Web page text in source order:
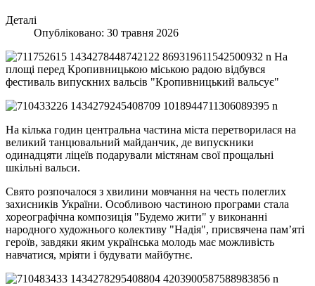
Деталі
Опубліковано: 30 травня 2026
На
площі перед Кропивницькою міською радою відбувся
фестиваль випускних вальсів "Кропивницький вальсує"
На кілька годин центральна частина міста перетворилася на
великий танцювальний майданчик, де випускники
одинадцяти ліцеїв подарували містянам свої прощальні
шкільні вальси.
Свято розпочалося з хвилини мовчання на честь полеглих
захисників України. Особливою частиною програми стала
хореографічна композиція "Будемо жити" у виконанні
народного художнього колективу "Надія", присвячена пам’яті
героїв, завдяки яким українська молодь має можливість
навчатися, мріяти і будувати майбутнє.